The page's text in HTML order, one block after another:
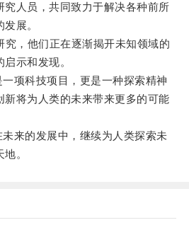
究人员，共同致力于解决各种前所
展。
，他们正在逐渐揭开未知领域的
示和发现。
科技项目，更是一种探索精神
新将为人类的未来带来更多的可能
的发展中，继续为人类探索未
。